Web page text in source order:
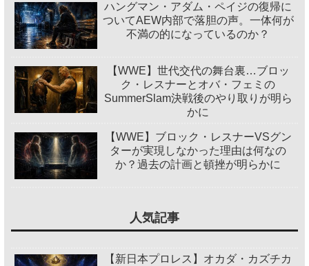
ハングマン・アダム・ペイジの復帰に
ついてAEW内部で落胆の声。一体何が
不満の的になっているのか？
【WWE】世代交代の舞台裏…ブロッ
ク・レスナーとオバ・フェミの
SummerSlam決戦後のやり取りが明ら
かに
【WWE】ブロック・レスナーVSグン
ターが実現しなかった理由は何なの
か？過去の計画と頓挫が明らかに
人気記事
【新日本プロレス】オカダ・カズチカ